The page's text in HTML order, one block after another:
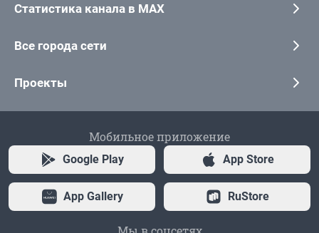
Статистика канала в MAX
Все города сети
Проекты
Мобильное приложение
Google Play App Store
App Gallery RuStore